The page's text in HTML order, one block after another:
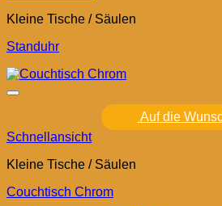
Kleine Tische / Säulen
Standuhr
Auf die
Schnellansicht
Kleine Tische / Säulen
Couchtisch Chrom